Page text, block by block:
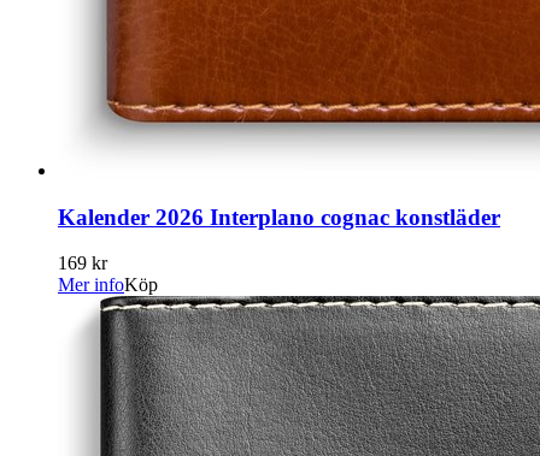
Kalender 2026 Interplano cognac konstläder
169 kr
Mer infoKöp